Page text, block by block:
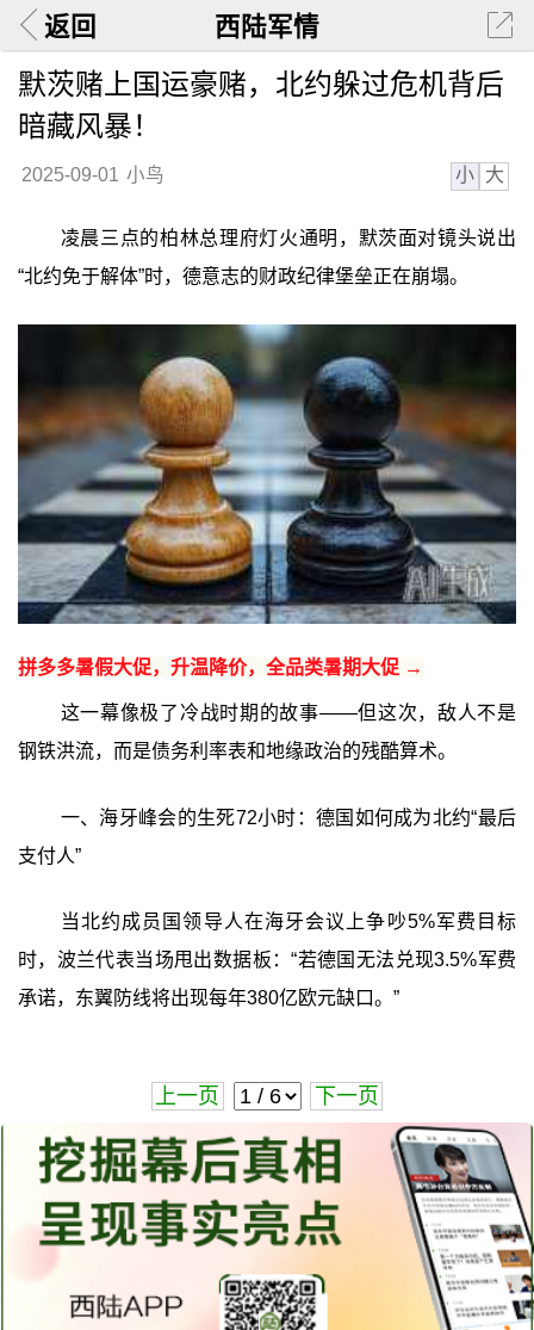
返回 西陆军情
默茨赌上国运豪赌，北约躲过危机背后
暗藏风暴！
2025-09-01 小鸟 小 大
凌晨三点的柏林总理府灯火通明，默茨面对镜头说出
“北约免于解体”时，德意志的财政纪律堡垒正在崩塌。
拼多多暑假大促，升温降价，全品类暑期大促 →
这一幕像极了冷战时期的故事——但这次，敌人不是
钢铁洪流，而是债务利率表和地缘政治的残酷算术。
一、海牙峰会的生死72小时：德国如何成为北约“最后
支付人”
当北约成员国领导人在海牙会议上争吵5%军费目标
时，波兰代表当场甩出数据板：“若德国无法兑现3.5%军费
承诺，东翼防线将出现每年380亿欧元缺口。”
上一页 下一页